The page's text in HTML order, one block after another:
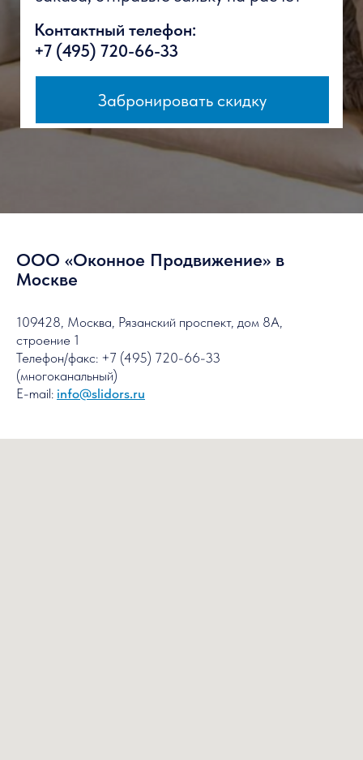
ООО «Оконное Продвижение» в
Москве
109428, Москва, Рязанский проспект, дом 8А,
строение 1
Телефон/факс: +7 (495) 720-66-33
(многоканальный)
E-mail: info@slidors.ru